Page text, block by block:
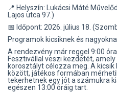
📍 Helyszín: Lukácsi Máté
Lajos utca 97.)
📅 Időpont: 2026. július 18.
Programok kicsiknek és
A rendezvény már reggel 9:00
Fesztivállal veszi kezdetét,
korosztályt célozza meg. A
között, játékos formában
tekerhetnek egy jót a számukra
egészen 13:00 óráig tart.